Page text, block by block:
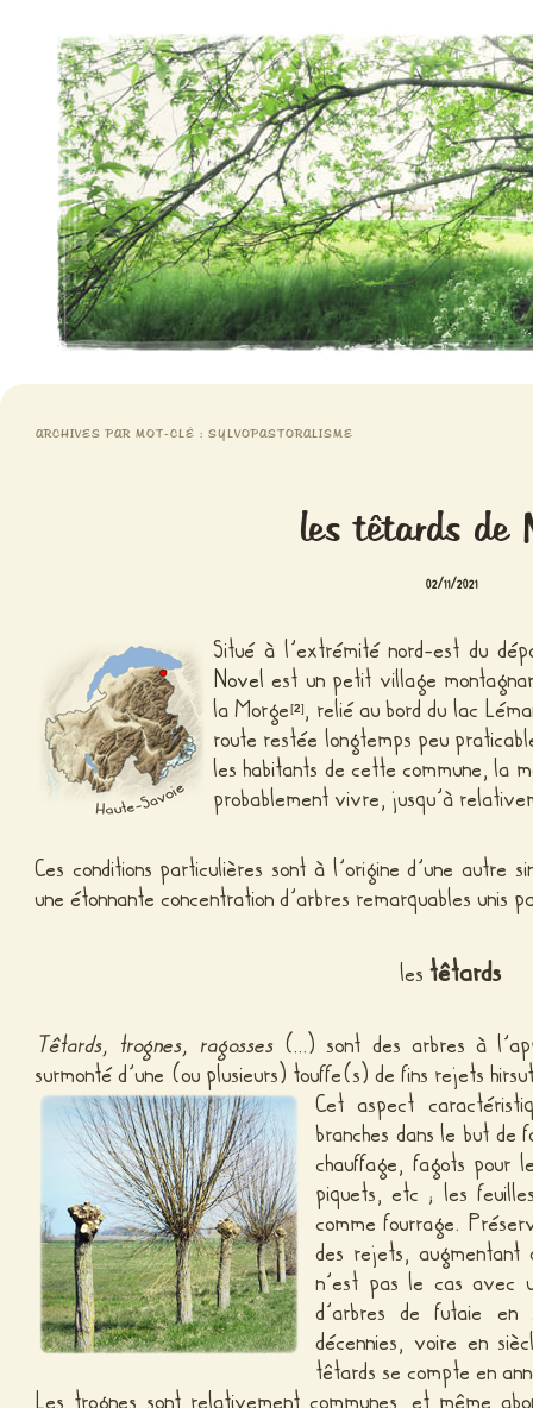
Meristemes
ARCHIVES PAR MOT-CLÉ : SYLVOPASTORALISME
les têtards de
02/11/2021
Situé à l’extrémité nord-est du
Novel est un petit village
la Morge[2], relié au bord du lac
route restée longtemps peu
les habitants de cette commune, la
probablement vivre, jusqu’à
Ces conditions particulières sont à l’origine d’une autre
une étonnante concentration d’arbres remarquables unis
lestêtards
Têtards, trognes, ragosses(…) sont des arbres à
surmonté d’une (ou plusieurs) touffe(s) de fins rejets
Cet aspect
branches dans le but de
chauffage, fagots pour
piquets, etc ; les
comme fourrage.
des rejets,
n’est pas le cas
d’arbres de futaie
décennies, voire en
têtards se compte en